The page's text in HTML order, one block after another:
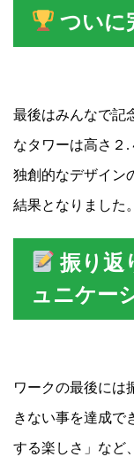
ついに
最後はみんなで記
なタワーは高さ２
独創的なデザイン
結果となりました。
振り返
ュニケー
ワークの最後には
きない事を達成で
する楽しさ」など